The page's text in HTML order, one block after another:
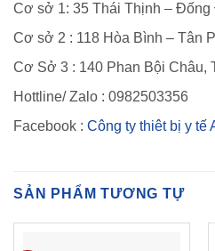
Cơ sở 1: 35 Thái Thịnh – Đống
Cơ sở 2 : 118 Hòa Bình – Tân
Cơ Sở 3 : 140 Phan Bội Châu,
Hottline/ Zalo : 0982503356
Facebook : Công ty thiêt bị y tế
SẢN PHẨM TƯƠNG TỰ